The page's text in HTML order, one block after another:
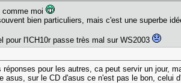
comme moi
bien particuliers, mais c'est une superbe
pour l'ICH10r passe très mal sur WS2003
pour les autres, ca peut servir un jour,
asus, sur le CD d'asus ce n'est pas le bon,